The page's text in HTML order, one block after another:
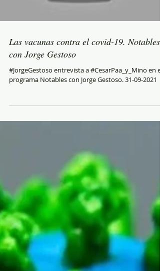
Las vacunas contra el covid-19. Notables
con Jorge Gestoso
#JorgeGestoso entrevista a #CesarPaa_y_Mino en el
programa Notables con Jorge Gestoso. 31-09-2021